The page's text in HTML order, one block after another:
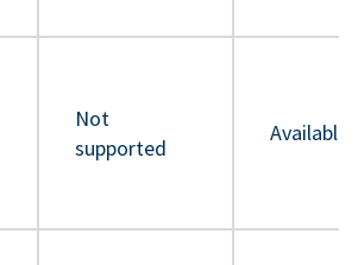
Not
supported
Available